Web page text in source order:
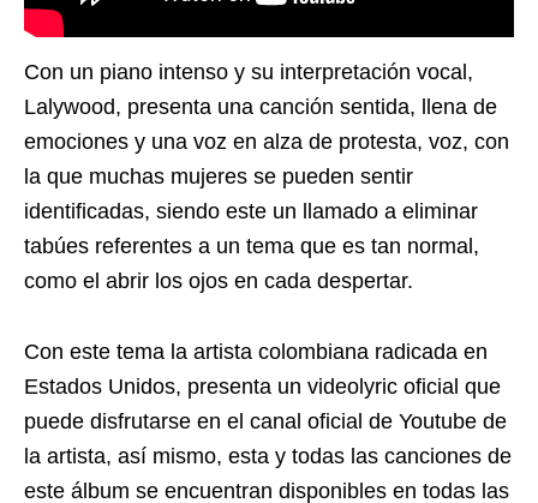
Con un piano intenso y su interpretación vocal,
Lalywood, presenta una canción sentida, llena de
emociones y una voz en alza de protesta, voz, con
la que muchas mujeres se pueden sentir
identificadas, siendo este un llamado a eliminar
tabúes referentes a un tema que es tan normal,
como el abrir los ojos en cada despertar.
Con este tema la artista colombiana radicada en
Estados Unidos, presenta un videolyric oficial que
puede disfrutarse en el canal oficial de Youtube de
la artista, así mismo, esta y todas las canciones de
este álbum se encuentran disponibles en todas las